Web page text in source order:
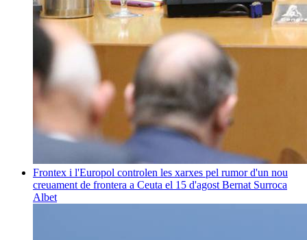
Frontex i l'Europol controlen les xarxes pel rumor d'un nou
creuament de frontera a Ceuta el 15 d'agost Bernat Surroca
Albet